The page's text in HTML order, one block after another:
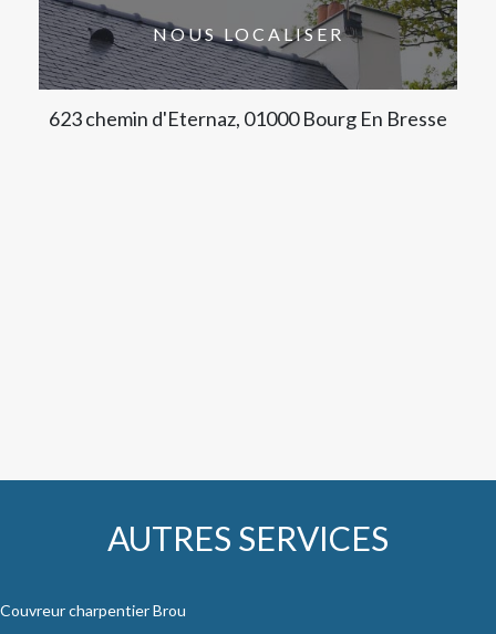
NOUS LOCALISER
623 chemin d'Eternaz, 01000 Bourg En Bresse
AUTRES SERVICES
Couvreur charpentier Brou